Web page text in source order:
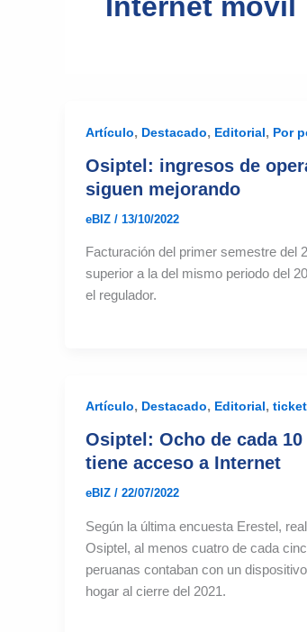
Artículo, Destacado, Editorial, Por
Osiptel: ingresos de
siguen mejorando
eBIZ / 13/10/2022
Facturación del primer semestre del
superior a la del mismo periodo del
el regulador.
Artículo, Destacado, Editorial,
Osiptel: Ocho de cada
tiene acceso a Internet
eBIZ / 22/07/2022
Según la última encuesta Erestel,
Osiptel, al menos cuatro de cada
peruanas contaban con un
hogar al cierre del 2021.